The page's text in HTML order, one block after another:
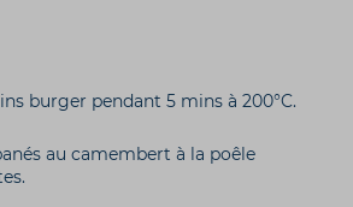
burger pendant 5 mins à 200°C.
au camembert à la poêle